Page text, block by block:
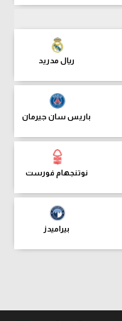
ريال مدريد
باريس سان جيرمان
نوتنجهام فورست
بيراميدز